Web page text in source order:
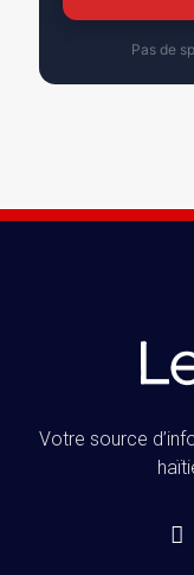
Pas de
Votre source